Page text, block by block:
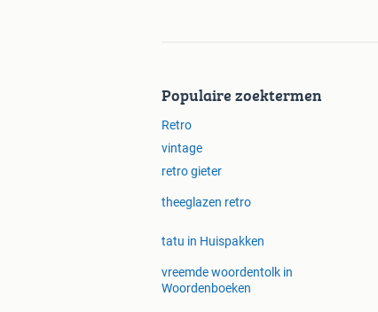
Populaire zoektermen
Retro
vintage
retro gieter
theeglazen retro
tatu in Huispakken
vreemde woordentolk in
Woordenboeken